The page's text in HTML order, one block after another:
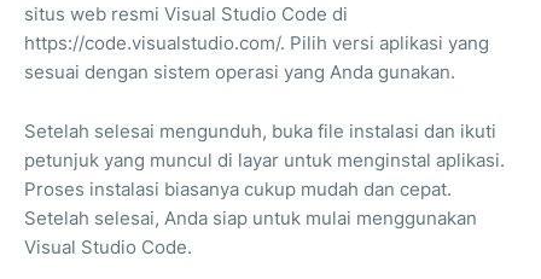
situs web resmi Visual Studio Code di
https://code.visualstudio.com/. Pilih versi aplikasi yang
sesuai dengan sistem operasi yang Anda gunakan.
Setelah selesai mengunduh, buka file instalasi dan ikuti
petunjuk yang muncul di layar untuk menginstal aplikasi.
Proses instalasi biasanya cukup mudah dan cepat.
Setelah selesai, Anda siap untuk mulai menggunakan
Visual Studio Code.